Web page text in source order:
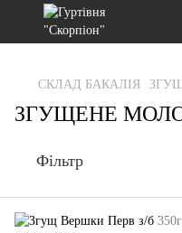
gtag('js', new Date());
СКЛАД БАКАЛІЯ
ЗГУЩЕНЕ
Фільтр